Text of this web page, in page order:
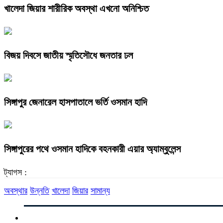
খালেদা জিয়ার শারীরিক অবস্থা এখনো অনিশ্চিত
বিজয় দিবসে জাতীয় স্মৃতিসৌধে জনতার ঢল
সিঙ্গাপুর জেনারেল হাসপাতালে ভর্তি ওসমান হাদি
সিঙ্গাপুরের পথে ওসমান হাদিকে বহনকারী এয়ার অ্যাম্বুলেন্স
ট্যাগস :
অবস্থার উন্নতি খালেদা জিয়ার সামান্য